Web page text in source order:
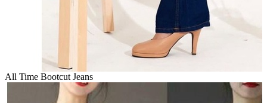
All Time Bootcut Jeans